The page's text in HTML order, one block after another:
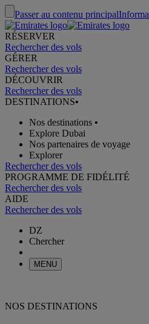
Passer au contenu principal
RÉSERVER
Rechercher des vols
GÉRER
Rechercher des vols
DÉCOUVRIR
Rechercher des vols
DESTINATIONS•
Nos destinations •
Explore Dubai
Nos partenaires de voyage
Explorer
Rechercher des vols
PROGRAMME DE FIDÉLITÉ
Rechercher des vols
AIDE
Rechercher des vols
DZ
Chercher
MENU
NOS DESTINATIONS